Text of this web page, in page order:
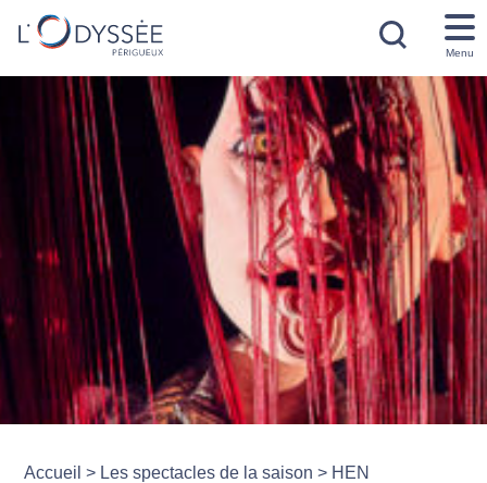
Menu
Accueil > Les spectacles de la saison > HEN